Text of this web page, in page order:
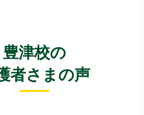
豊津校の
者さまの声